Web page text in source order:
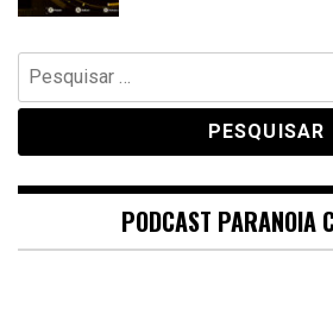
Pesquisar
por:
PODCAST PARANOIA